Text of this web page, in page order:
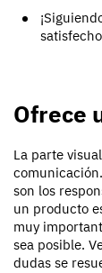
Ofrece
La parte
son los
un producto
muy
sea posible.
dudas se